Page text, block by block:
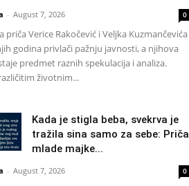
- August 7, 2026 0
priča Verice Rakočević i Veljka Kuzmančevića
godina privlači pažnju javnosti, a njihova
predmet raznih spekulacija i analiza.
životnim...
Kada je stigla beba, svekrva je
tražila sina samo za sebe: Priča
mlade majke...
- August 7, 2026 0